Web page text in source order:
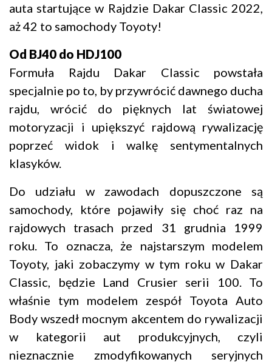
auta startujące w Rajdzie Dakar Classic 2022,
aż 42 to samochody Toyoty!
Od BJ40 do HDJ100
Formuła Rajdu Dakar Classic powstała
specjalnie po to, by przywrócić dawnego ducha
rajdu, wrócić do pięknych lat światowej
motoryzacji i upiększyć rajdową rywalizację
poprzeć widok i walkę sentymentalnych
klasyków.
Do udziału w zawodach dopuszczone są
samochody, które pojawiły się choć raz na
rajdowych trasach przed 31 grudnia 1999
roku. To oznacza, że najstarszym modelem
Toyoty, jaki zobaczymy w tym roku w Dakar
Classic, będzie Land Crusier serii 100. To
właśnie tym modelem zespół Toyota Auto
Body wszedł mocnym akcentem do rywalizacji
w kategorii aut produkcyjnych, czyli
nieznacznie zmodyfikowanych seryjnych